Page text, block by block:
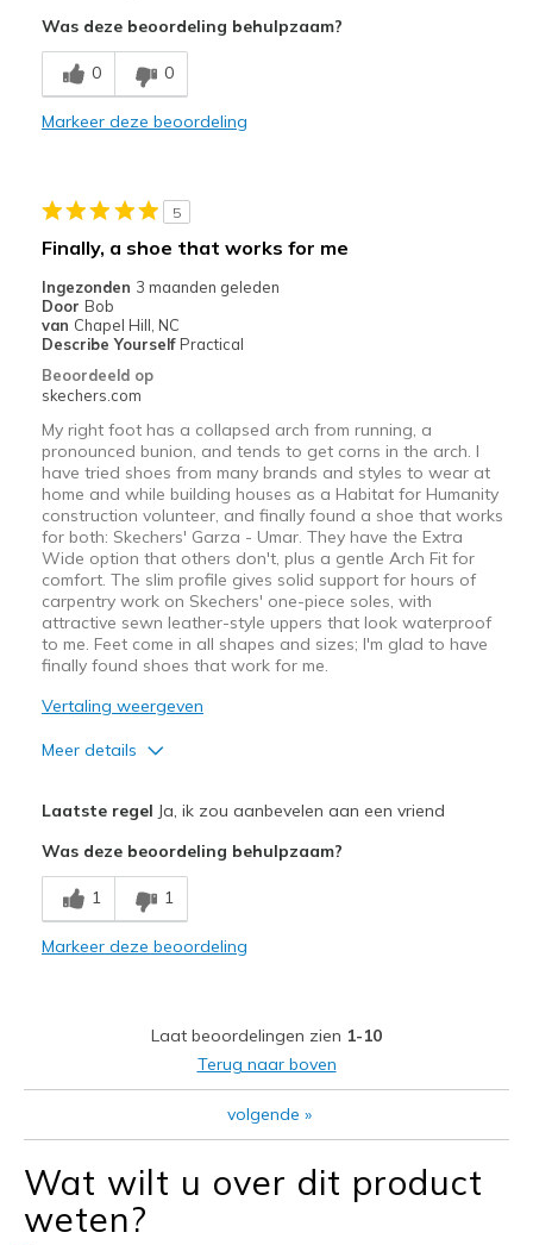
Breathe Well
Comfortable
Going Out
Travel
Width
Feels true to width
Sizing
Feels true to size
View On Shoes
I'm Into Shoes
Was deze beoordeling behulpzaam?
0 0
Markeer deze beoordeling
5
Finally, a shoe that works for me
Ingezonden 3 maanden geleden
Door Bob
van Chapel Hill, NC
Describe Yourself Practical
Beoordeeld op
skechers.com
My right foot has a collapsed arch from running, a
pronounced bunion, and tends to get corns in the arch. I
have tried shoes from many brands and styles to wear at
home and while building houses as a Habitat for Humanity
construction volunteer, and finally found a shoe that works
for both: Skechers' Garza - Umar. They have the Extra
Wide option that others don't, plus a gentle Arch Fit for
comfort. The slim profile gives solid support for hours of
carpentry work on Skechers' one-piece soles, with
attractive sewn leather-style uppers that look waterproof
to me. Feet come in all shapes and sizes; I'm glad to have
finally found shoes that work for me.
Vertaling weergeven
Meer details
Comfortable
Durable
Feels true to width
Sizing
Feels true to size
Shoes are for Wearing
Laatste regel Ja, ik zou aanbevelen aan een vriend
Was deze beoordeling behulpzaam?
1 1
Markeer deze beoordeling
Laat beoordelingen zien 1-10
Terug naar boven
volgende »
Wat wilt u over dit product
weten?